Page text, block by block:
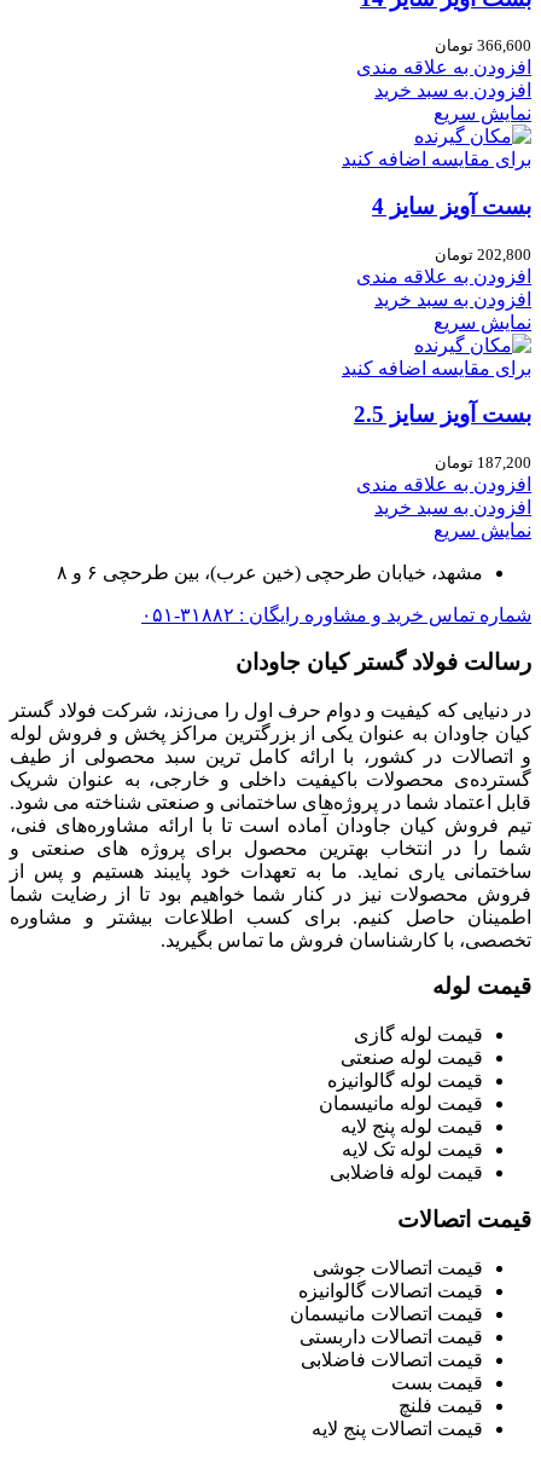
366,600 تومان
افزودن به علاقه مندی
افزودن به سبد خرید
نمایش سریع
برای مقایسه اضافه کنید
بست آویز سایز 4
202,800 تومان
افزودن به علاقه مندی
افزودن به سبد خرید
نمایش سریع
برای مقایسه اضافه کنید
بست آویز سایز 2.5
187,200 تومان
افزودن به علاقه مندی
افزودن به سبد خرید
نمایش سریع
مشهد، خیابان طرحچی (خین عرب)، بین طرحچی ۶ و ۸
شماره تماس خرید و مشاوره رایگان : ۳۱۸۸۲-۰۵۱
رسالت فولاد گستر کیان جاودان
در دنیایی که کیفیت و دوام حرف اول را می‌زند، شرکت فولاد گستر
کیان جاودان به عنوان یکی از بزرگترین مراکز پخش و فروش لوله
و اتصالات در کشور، با ارائه کامل ترین سبد محصولی از طیف
گسترده‌‌ی محصولات باکیفیت داخلی و خارجی، به عنوان شریک
قابل اعتماد شما در پروژه‌های ساختمانی و صنعتی شناخته می شود.
تیم فروش کیان جاودان آماده است تا با ارائه مشاوره‌های فنی،
شما را در انتخاب بهترین محصول برای پروژه های صنعتی و
ساختمانی یاری نماید. ما به تعهدات خود پایبند هستیم و پس از
فروش محصولات نیز در کنار شما خواهیم بود تا از رضایت شما
اطمینان حاصل کنیم. برای کسب اطلاعات بیشتر و مشاوره
تخصصی، با کارشناسان فروش ما تماس بگیرید.
قیمت لوله
قیمت لوله گازی
قیمت لوله صنعتی
قیمت لوله گالوانیزه
قیمت لوله مانیسمان
قیمت لوله پنج لایه
قیمت لوله تک لایه
قیمت لوله فاضلابی
قیمت اتصالات
قیمت اتصالات جوشی
قیمت اتصالات گالوانیزه
قیمت اتصالات مانیسمان
قیمت اتصالات داربستی
قیمت اتصالات فاضلابی
قیمت بست
قیمت فلنچ
قیمت اتصالات پنج لایه